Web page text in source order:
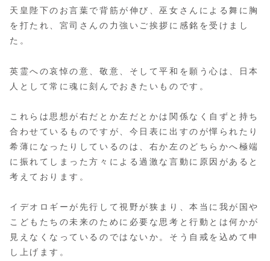
天皇陛下のお言葉で背筋が伸び、巫女さんによる舞に胸
を打たれ、宮司さんの力強いご挨拶に感銘を受けまし
た。
英霊への哀悼の意、敬意、そして平和を願う心は、日本
人として常に魂に刻んでおきたいものです。
これらは思想が右だとか左だとかは関係なく自ずと持ち
合わせているものですが、今日表に出すのが憚られたり
希薄になったりしているのは、右か左のどちらかへ極端
に振れてしまった方々による過激な言動に原因があると
考えております。
イデオロギーが先行して視野が狭まり、本当に我が国や
こどもたちの未来のために必要な思考と行動とは何かが
見えなくなっているのではないか。そう自戒を込めて申
し上げます。